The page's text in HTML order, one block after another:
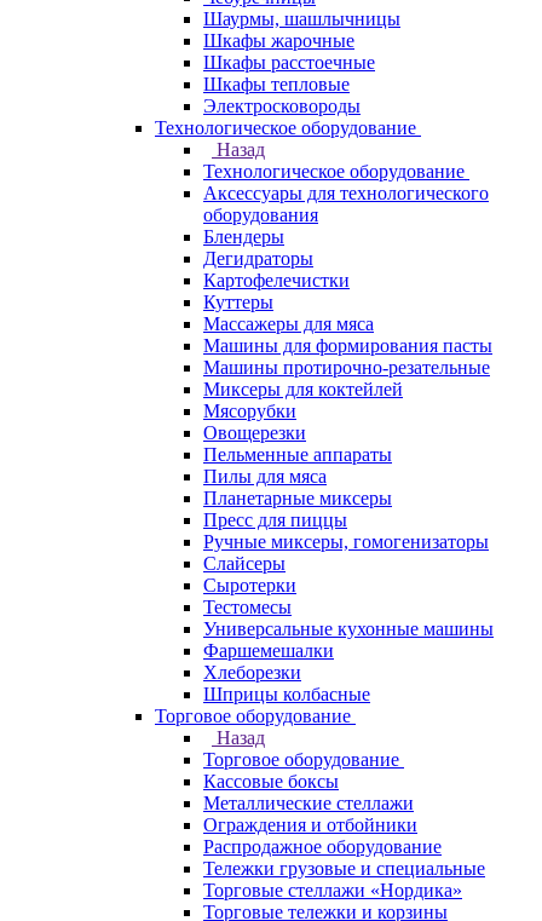
Шаурмы, шашлычницы
Шкафы жарочные
Шкафы расстоечные
Шкафы тепловые
Электросковороды
Технологическое оборудование
Назад
Технологическое оборудование
Аксессуары для технологического
оборудования
Блендеры
Дегидраторы
Картофелечистки
Куттеры
Массажеры для мяса
Машины для формирования пасты
Машины протирочно-резательные
Миксеры для коктейлей
Мясорубки
Овощерезки
Пельменные аппараты
Пилы для мяса
Планетарные миксеры
Пресс для пиццы
Ручные миксеры, гомогенизаторы
Слайсеры
Сыротерки
Тестомесы
Универсальные кухонные машины
Фаршемешалки
Хлеборезки
Шприцы колбасные
Торговое оборудование
Назад
Торговое оборудование
Кассовые боксы
Металлические стеллажи
Ограждения и отбойники
Распродажное оборудование
Тележки грузовые и специальные
Торговые стеллажи «Нордика»
Торговые тележки и корзины